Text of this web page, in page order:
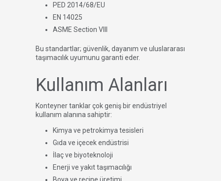
PED 2014/68/EU
EN 14025
ASME Section VIII
Bu standartlar; güvenlik, dayanım ve uluslararası
taşımacılık uyumunu garanti eder.
Kullanım Alanları
Konteyner tanklar çok geniş bir endüstriyel
kullanım alanına sahiptir:
Kimya ve petrokimya tesisleri
Gıda ve içecek endüstrisi
İlaç ve biyoteknoloji
Enerji ve yakıt taşımacılığı